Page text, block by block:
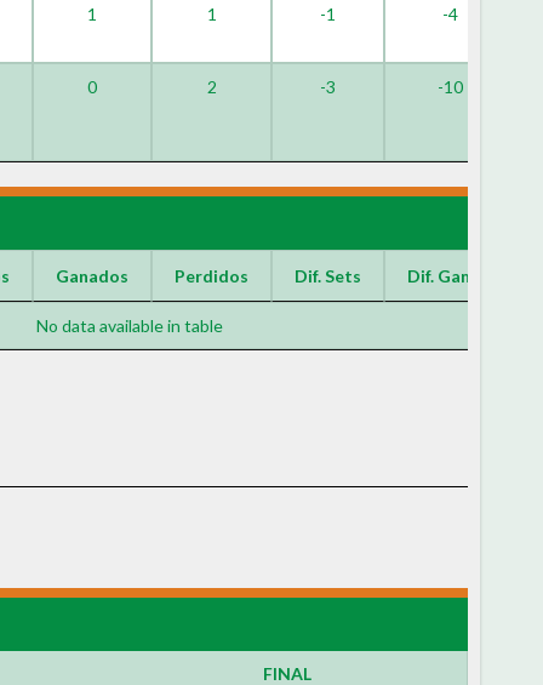
1 1 -1 -4
0 2 -3 -10
Ganados Perdidos Dif. Sets Dif. Games
No data available in table
FINAL